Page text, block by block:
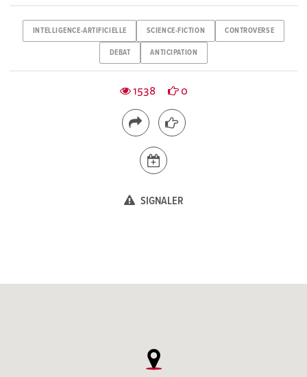
INTELLIGENCE-ARTIFICIELLE SCIENCE-FICTION CONTROVERSE
DEBAT ANTICIPATION
1538 0
SIGNALER